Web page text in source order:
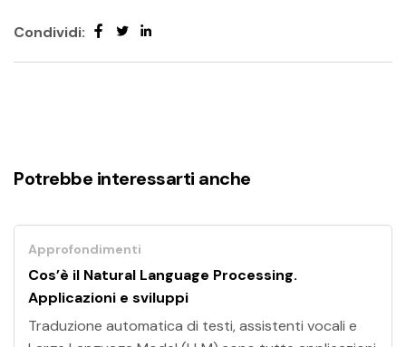
Condividi:
Potrebbe interessarti anche
Approfondimenti
Cos’è il Natural Language Processing.
Applicazioni e sviluppi
Traduzione automatica di testi, assistenti vocali e